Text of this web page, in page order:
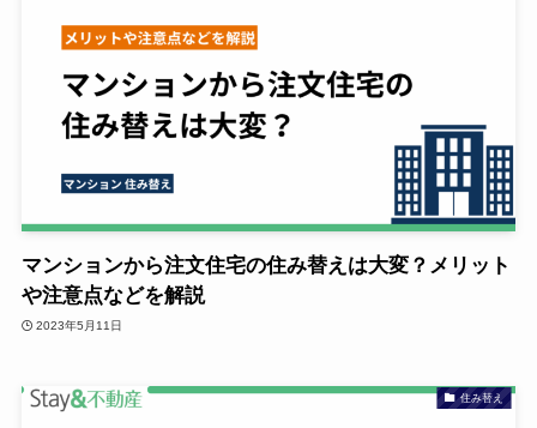
マンションから注文住宅の住み替えは大変？メリット
や注意点などを解説
2023年5月11日
住み替え